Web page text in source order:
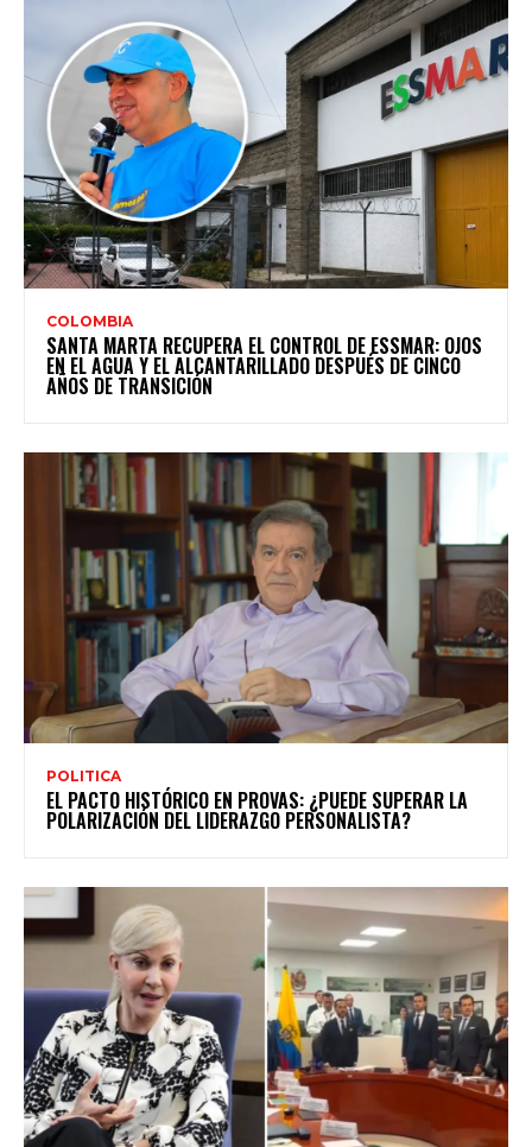
COLOMBIA
SANTA MARTA RECUPERA EL CONTROL DE ESSMAR: OJOS
EN EL AGUA Y EL ALCANTARILLADO DESPUÉS DE CINCO
AÑOS DE TRANSICIÓN
POLITICA
EL PACTO HISTÓRICO EN PROVAS: ¿PUEDE SUPERAR LA
POLARIZACIÓN DEL LIDERAZGO PERSONALISTA?